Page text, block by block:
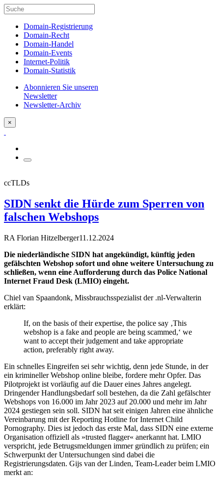
Domain-Registrierung
Domain-Recht
Domain-Handel
Domain-Events
Internet-Politik
Domain-Statistik
Abonnieren Sie unseren
Newsletter
Newsletter-Archiv
×
ccTLDs
SIDN senkt die Hürde zum Sperren von
falschen Webshops
RA Florian Hitzelberger11.12.2024
Die niederländische SIDN hat angekündigt, künftig jeden
gefälschten Webshop sofort und ohne weitere Untersuchung zu
schließen, wenn eine Aufforderung durch das Police National
Internet Fraud Desk (LMIO) eingeht.
Chiel van Spaandonk, Missbrauchsspezialist der .nl-Verwalterin
erklärt:
If, on the basis of their expertise, the police say ‚This
webshop is a fake and people are being scammed,‘ we
want to accept their judgement and take appropriate
action, preferably right away.
Ein schnelles Eingreifen sei sehr wichtig, denn jede Stunde, in der
ein krimineller Webshop online bleibe, fordere mehr Opfer. Das
Pilotprojekt ist vorläufig auf die Dauer eines Jahres angelegt.
Dringender Handlungsbedarf soll bestehen, da die Zahl gefälschter
Webshops von 16.000 im Jahr 2023 auf 20.000 und mehr im Jahr
2024 gestiegen sein soll. SIDN hat seit einigen Jahren eine ähnliche
Vereinbarung mit der Reporting Hotline for Internet Child
Pornography. Dies ist jedoch das erste Mal, dass SIDN eine externe
Organisation offiziell als »trusted flagger« anerkannt hat. LMIO
verspricht, jede Betrugsmeldungen immer gründlich zu prüfen; ein
Schwerpunkt der Untersuchungen sind dabei die
Registrierungsdaten. Gijs van der Linden, Team-Leader beim LMIO
merkt an: